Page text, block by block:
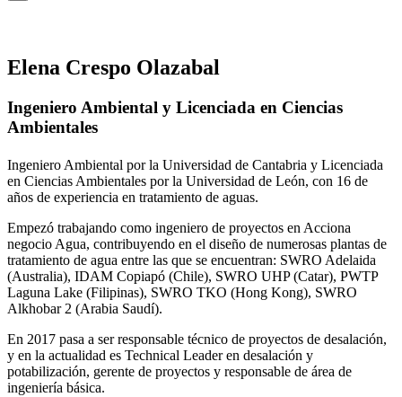
Elena Crespo Olazabal
Ingeniero Ambiental y Licenciada en Ciencias
Ambientales
Ingeniero Ambiental por la Universidad de Cantabria y Licenciada
en Ciencias Ambientales por la Universidad de León, con 16 de
años de experiencia en tratamiento de aguas.
Empezó trabajando como ingeniero de proyectos en Acciona
negocio Agua, contribuyendo en el diseño de numerosas plantas de
tratamiento de agua entre las que se encuentran: SWRO Adelaida
(Australia), IDAM Copiapó (Chile), SWRO UHP (Catar), PWTP
Laguna Lake (Filipinas), SWRO TKO (Hong Kong), SWRO
Alkhobar 2 (Arabia Saudí).
En 2017 pasa a ser responsable técnico de proyectos de desalación,
y en la actualidad es Technical Leader en desalación y
potabilización, gerente de proyectos y responsable de área de
ingeniería básica.